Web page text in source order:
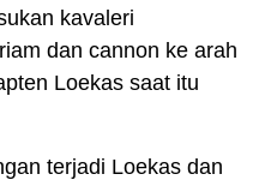
kavaleri
dan cannon ke arah
Loekas saat itu
terjadi Loekas dan